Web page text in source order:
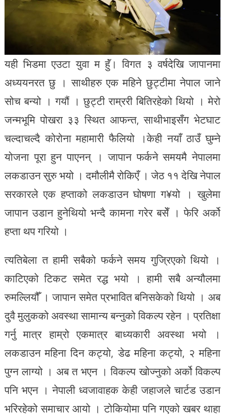
यही भिडमा एउटा युवा म हुॅं। विगत ३ वर्षदेखि जापानमा
अध्ययनरत छु । साथीहरु एक महिने छुट्टीमा नेपाल जाने
सोच बन्यो । गयौं । छुट्टी राम्ररी बितिरहेको थियो । मेरो
जन्मभूमि पोखरा ३३ स्थित आफन्त, साथीभाइसँग भेटघाट
चल्दाचल्दै कोरोना महामारी फैलियो ।केही नयाँ ठाउँ घुम्ने
योजना पूरा हुन पाएनन् । जापान फर्कने समयमै नेपालमा
लकडाउन सुरु भयो । दमौलीमै रोकिएँ । जेठ ११ देखि नेपाल
सरकारले एक हप्ताको लकडाउन घोषणा ग¥यो । खुलेमा
जापान उडान हुनेथियो भन्दै कामना गरेर बसेँ । फेरि अर्को
हप्ता थप गरियो ।
त्यतिबेला त हामी सबैको फर्कने समय गुज्रिएको थियो ।
काटिएको टिकट समेत रद्ध भयो । हामी सबै अन्यौलमा
रुमल्लियौँ । जापान समेत प्रभावित बनिसकेको थियो । अब
दुवै मुलुकको अवस्था सामान्य बन्नुको विकल्प रहेन । प्रतिक्षा
गर्नु मात्र हाम्रो एकमात्र बाध्यकारी अवस्था भयो ।
लकडाउन महिना दिन कट्यो, डेढ महिना कट्यो, २ महिना
पुग्न लाग्यो । अब त भएन । विकल्प खोज्नुको अर्को विकल्प
पनि भएन । नेपाली ध्वजावाहक केही जहाजले चार्टड उडान
भरिरहेको समाचार आयो । टोकियोमा पनि गएको खबर थाहा